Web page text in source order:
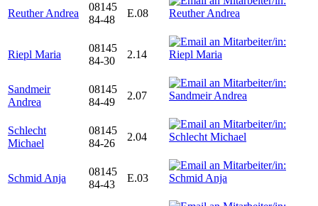
Reuther Andrea
08145
84-48
E.08
Riepl Maria
08145
84-30
2.14
Sandmeir
Andrea
08145
84-49
2.07
Schlecht
Michael
08145
84-26
2.04
Schmid Anja
08145
84-43
E.03